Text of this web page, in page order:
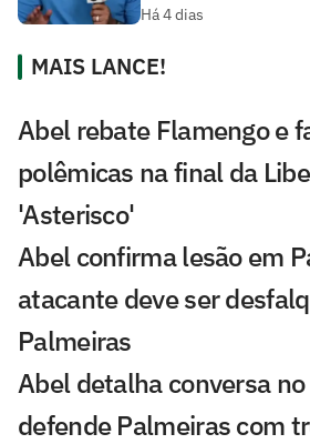
Há 4 dias
MAIS LANCE!
Abel rebate Flamengo e
polêmicas na final da
'Asterisco'
Abel confirma lesão em
atacante deve ser
Palmeiras
Abel detalha conversa
defende Palmeiras com